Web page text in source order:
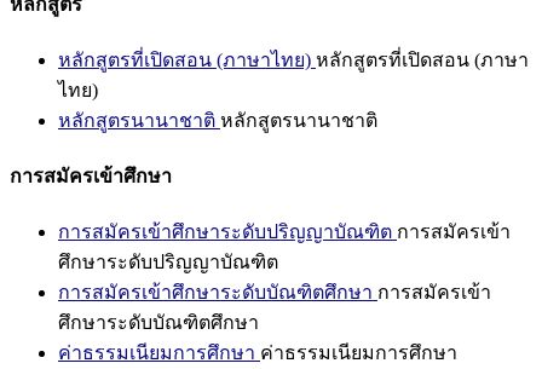
หลักสูตรที่เปิดสอน (ภาษาไทย) หลักสูตรที่เปิดสอน (ภาษา
ไทย)
หลักสูตรนานาชาติ หลักสูตรนานาชาติ
การสมัครเข้าศึกษา
การสมัครเข้าศึกษาระดับปริญญาบัณฑิต การสมัครเข้า
ศึกษาระดับปริญญาบัณฑิต
การสมัครเข้าศึกษาระดับบัณฑิตศึกษา การสมัครเข้า
ศึกษาระดับบัณฑิตศึกษา
ค่าธรรมเนียมการศึกษา ค่าธรรมเนียมการศึกษา